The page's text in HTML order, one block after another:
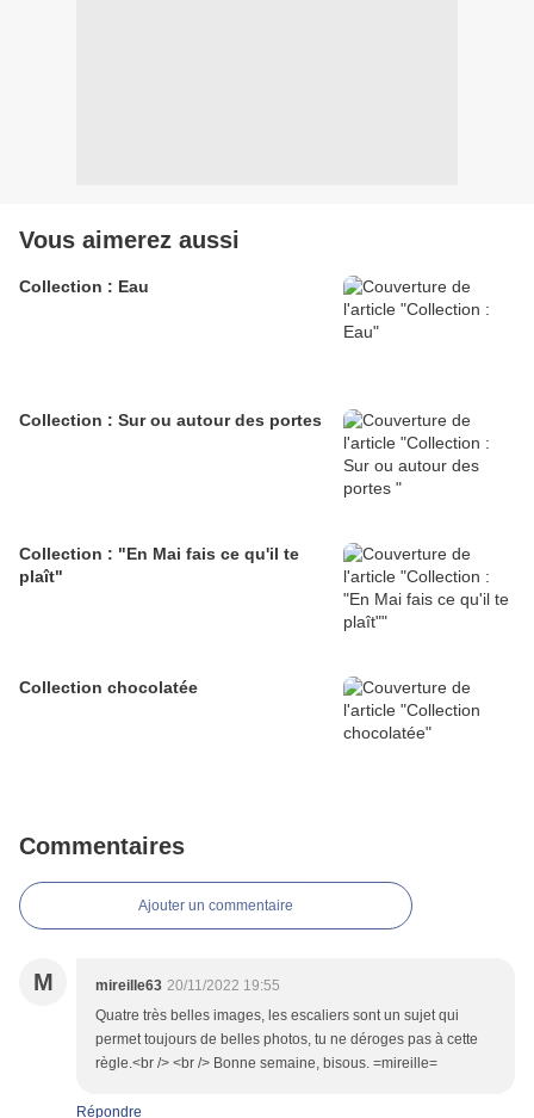
Vous aimerez aussi
Collection : Eau
Collection : Sur ou autour des portes
Collection : "En Mai fais ce qu'il te
plaît"
Collection chocolatée
Commentaires
Ajouter un commentaire
M mireille63 20/11/2022 19:55
Quatre très belles images, les escaliers sont un sujet qui
permet toujours de belles photos, tu ne déroges pas à cette
règle.<br /> <br /> Bonne semaine, bisous. =mireille=
Répondre